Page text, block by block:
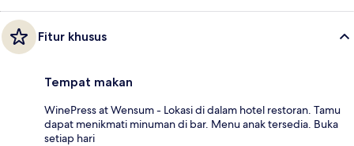
Fitur khusus
Tempat makan
WinePress at Wensum - Lokasi di dalam hotel restoran. Tamu
dapat menikmati minuman di bar. Menu anak tersedia. Buka
setiap hari